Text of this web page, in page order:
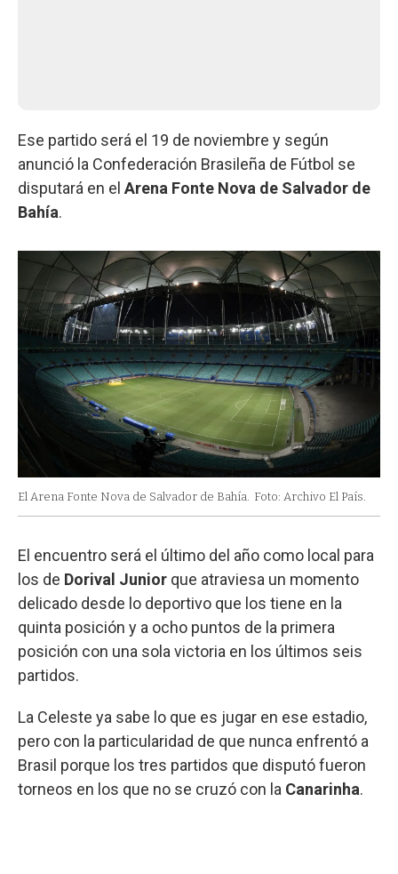
Ese partido será el 19 de noviembre y según
anunció la Confederación Brasileña de Fútbol se
disputará en el Arena Fonte Nova de Salvador de
Bahía.
El Arena Fonte Nova de Salvador de Bahía. Foto: Archivo El País.
El encuentro será el último del año como local para
los de Dorival Junior que atraviesa un momento
delicado desde lo deportivo que los tiene en la
quinta posición y a ocho puntos de la primera
posición con una sola victoria en los últimos seis
partidos.
La Celeste ya sabe lo que es jugar en ese estadio,
pero con la particularidad de que nunca enfrentó a
Brasil porque los tres partidos que disputó fueron
torneos en los que no se cruzó con la Canarinha.